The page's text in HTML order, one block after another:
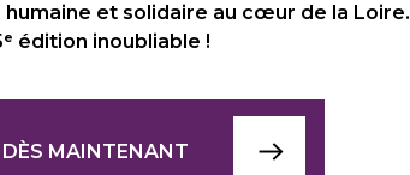
et solidaire au cœur de la Loire.
ᵉ édition inoubliable !
DÈS MAINTENANT